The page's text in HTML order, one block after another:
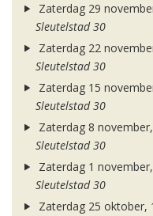
Zaterdag 29
Sleutelstad 30
Zaterdag 22
Sleutelstad 30
Zaterdag 15
Sleutelstad 30
Zaterdag 8
Sleutelstad 30
Zaterdag 1
Sleutelstad 30
Zaterdag 25 oktober,